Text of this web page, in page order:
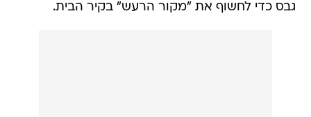
גבס כדי לחשוף את "מקור הרעש" בקיר הבית.